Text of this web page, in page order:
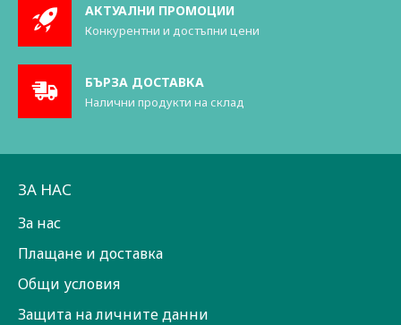
АКТУАЛНИ ПРОМОЦИИ
Конкурентни и достъпни цени
БЪРЗА ДОСТАВКА
Налични продукти на склад
ЗА НАС
За нас
Плащане и доставка
Общи условия
Защита на личните данни